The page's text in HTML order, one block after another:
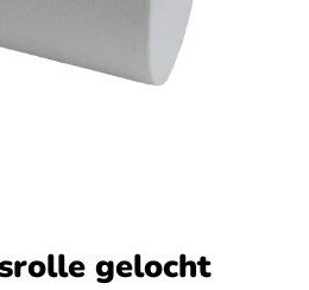
gelocht